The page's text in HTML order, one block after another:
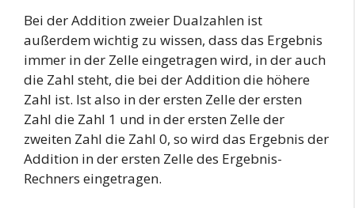
Bei der Addition zweier Dualzahlen ist
außerdem wichtig zu wissen, dass das Ergebnis
immer in der Zelle eingetragen wird, in der auch
die Zahl steht, die bei der Addition die höhere
Zahl ist. Ist also in der ersten Zelle der ersten
Zahl die Zahl 1 und in der ersten Zelle der
zweiten Zahl die Zahl 0, so wird das Ergebnis der
Addition in der ersten Zelle des Ergebnis-
Rechners eingetragen.